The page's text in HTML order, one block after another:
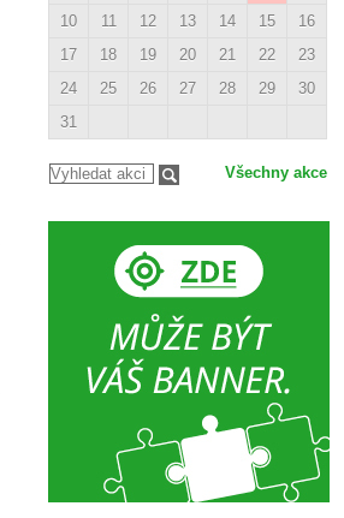
10
11 12 13 14 15
16
17
18 19 20 21 22
23
24
25 26 27 28 29
30
31
Všechny akce